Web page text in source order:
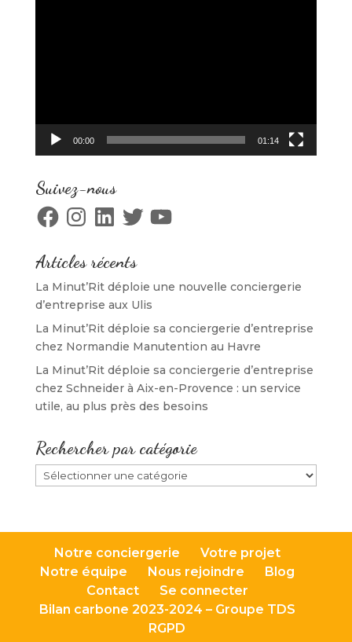
00:00 01:14
Suivez-nous
FacebookInstagramLinkedInTwitterYouTube
Articles récents
La Minut’Rit déploie une nouvelle conciergerie
d’entreprise aux Ulis
La Minut’Rit déploie sa conciergerie d’entreprise
chez Normandie Manutention au Havre
La Minut’Rit déploie sa conciergerie d’entreprise
chez Schneider à Aix-en-Provence : un service
utile, au plus près des besoins
Rechercher par catégorie
Rechercher
par
Notre conciergerie
Votre projet
Notre équipe
Nous rejoindre
Blog
Contact
Se connecter
Bilan carbone 2023-2024 – Groupe TDS
RGPD